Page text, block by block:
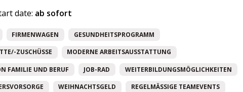
date: ab sofort
FIRMENWAGEN GESUNDHEITSPROGRAMM
ZUSCHÜSSE MODERNE ARBEITSAUSSTATTUNG
FAMILIE UND BERUF JOB-RAD WEITERBILDUNGSMÖGLICHKEITEN
WEIHNACHTSGELD REGELMÄSSIGE TEAMEVENTS